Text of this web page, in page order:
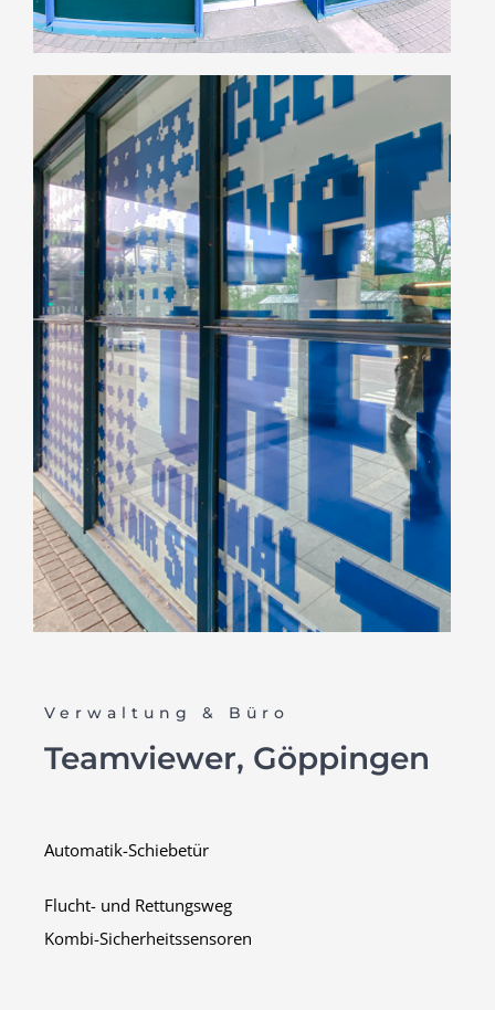
Verwaltung & Büro
Teamviewer, Göppingen
Automatik-Schiebetür
Flucht- und Rettungsweg
Kombi-Sicherheitssensoren